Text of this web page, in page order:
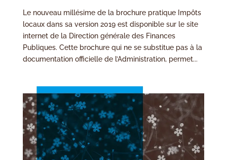
Le nouveau millésime de la brochure pratique Impôts
locaux dans sa version 2019 est disponible sur le site
internet de la Direction générale des Finances
Publiques. Cette brochure qui ne se substitue pas à la
documentation officielle de l’Administration, permet...